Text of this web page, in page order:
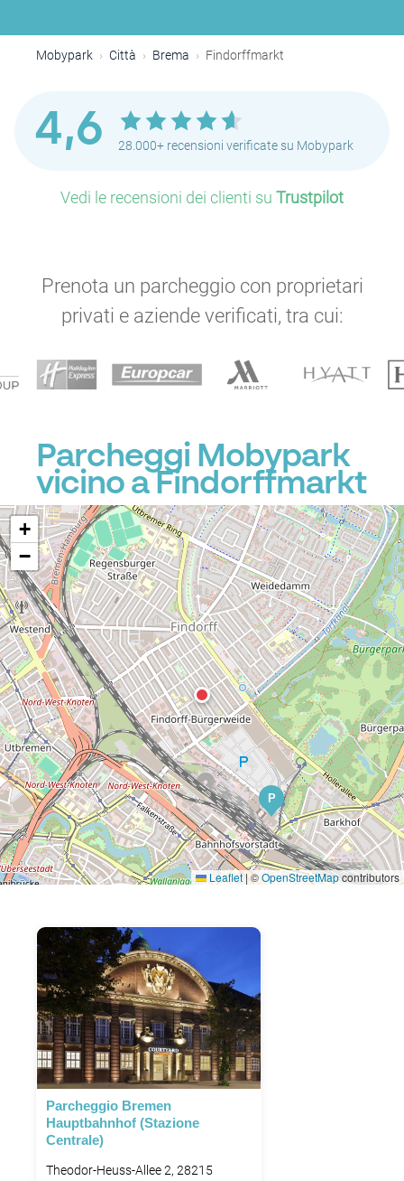
Mobypark Città Brema Findorffmarkt
4,6 28.000+ recensioni verificate su Mobypark
Vedi le recensioni dei clienti su Trustpilot
Prenota un parcheggio con proprietari
privati e aziende verificati, tra cui:
Parcheggi Mobypark
vicino a Findorffmarkt
P
+
−
Leaflet|©OpenStreetMapcontributors
Parcheggio Bremen
Hauptbahnhof (Stazione
Centrale)
Theodor-Heuss-Allee 2, 28215